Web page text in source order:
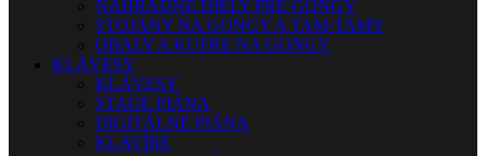
NÁHRADNÉ DIELY PRE GONGY
STOJANY NA GONGY A TAM-TAMY
OBALY A KUFRE NA GONGY
KLÁVESY
KLÁVESY
STAGE PIÁNA
DIGITÁLNE PIÁNA
KLAVÍRE